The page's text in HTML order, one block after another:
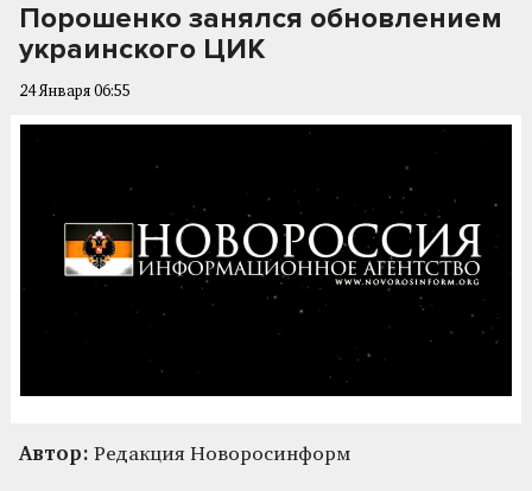
Порошенко занялся обновлением
украинского ЦИК
24 Января 06:55
Автор: Редакция Новоросинформ